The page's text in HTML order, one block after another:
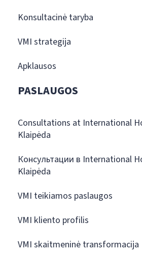
Konsultacinė taryba
VMI strategija
Apklausos
PASLAUGOS
Consultations at International
Klaipėda
Консультации в International
Klaipėda
VMI teikiamos paslaugos
VMI kliento profilis
VMI skaitmeninė transformacija